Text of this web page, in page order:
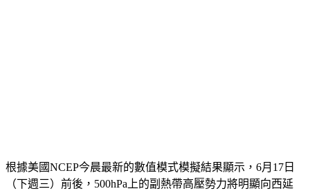
根據美國NCEP今晨最新的數值模式模擬結果顯示，6月17日
（下週三）前後，500hPa上的副熱帶高壓勢力將明顯向西延